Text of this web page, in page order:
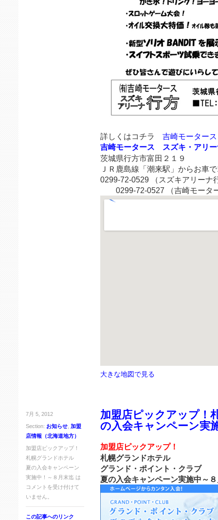
詳しくはコチラ 吉崎モーター
吉崎モータース スズキ・アリー
茨城県行方市富田２１９
ＪＲ鹿島線「潮来駅」からお車
0299-72-0529 （スズキアリーナ
0299-72-0527 （吉崎モータ
大きな地図で見る
7月 5, 2012
Section: お知らせ, 加盟
店情報（北海道地方）
加盟店ピックアップ！
札幌グランドホテル
夏の入会キャンペーン
実施中！～８月末迄 は
コメントを受け付けて
いません。
この記事へのリンク
加盟店ピックアップ
の入会キャンペーン実
加盟店ピックアップ！
札幌グランドホテル
グランド・ポイント・クラブ
夏の入会キャンペーン実施中～